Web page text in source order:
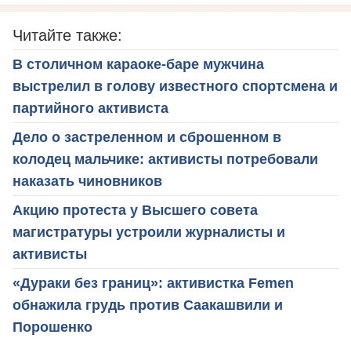
Читайте также:
В столичном караоке-баре мужчина
выстрелил в голову известного спортсмена и
партийного активиста
Дело о застреленном и сброшенном в
колодец мальчике: активисты потребовали
наказать чиновников
Акцию протеста у Высшего совета
магистратуры устроили журналисты и
активисты
«Дураки без границ»: активистка Femen
обнажила грудь против Саакашвили и
Порошенко